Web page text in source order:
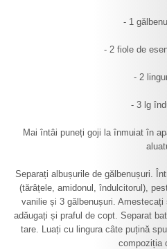
- 1
- 2 fiole de
- 2
- 3 lg
Mai întâi puneți goji la înmuiat în
Separați albușurile de gălbenușuri.
(tărâțele, amidonul, îndulcitorul),
vanilie și 3 gălbenușuri.
adăugați și praful de copt. Separat
tare. Luați cu lingura câte puțină
compoziția